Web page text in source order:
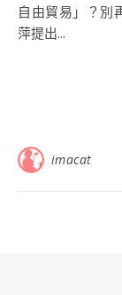
自由貿易」？別
萍提出...
imacat